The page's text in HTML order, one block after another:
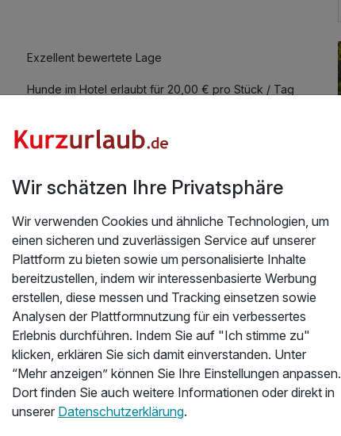
Exzellent bewertete Lage
Hunde im Hotel erlaubt für 20,00 € pro Stück / Tag
Zimmerservice verfügbar
mít Sauna, rechhaltiges Frühstick und
Dinner, wir kommen wieder
Wir schätzen Ihre Privatsphäre
Wir verwenden Cookies und ähnliche Technologien, um
einen sicheren und zuverlässigen Service auf unserer
Plattform zu bieten sowie um personalisierte Inhalte
bereitzustellen, indem wir interessenbasierte Werbung
erstellen, diese messen und Tracking einsetzen sowie
Analysen der Plattformnutzung für ein verbessertes
Erlebnis durchführen. Indem Sie auf "Ich stimme zu"
klicken, erklären Sie sich damit einverstanden. Unter
“Mehr anzeigen” können Sie Ihre Einstellungen anpassen.
Dort finden Sie auch weitere Informationen oder direkt in
unserer Datenschutzerklärung.